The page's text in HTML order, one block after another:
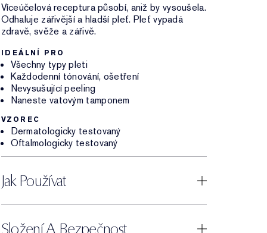
Víceúčelová receptura působí, aniž by vysoušela.
Odhaluje zářivější a hladší pleť. Pleť vypadá
zdravě, svěže a zářivě.
IDEÁLNÍ PRO
Všechny typy pleti
Každodenní tónování, ošetření
Nevysušující peeling
Naneste vatovým tamponem
VZOREC
Dermatologicky testovaný
Oftalmologicky testovaný
Jak Používat
Složení A Bezpečnost